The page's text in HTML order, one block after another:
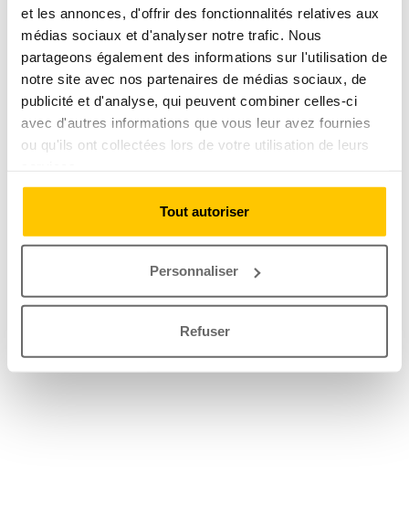
et les annonces, d'offrir des fonctionnalités relatives aux
médias sociaux et d'analyser notre trafic. Nous
partageons également des informations sur l'utilisation de
notre site avec nos partenaires de médias sociaux, de
publicité et d'analyse, qui peuvent combiner celles-ci
avec d'autres informations que vous leur avez fournies
ou qu'ils ont collectées lors de votre utilisation de leurs
Tout autoriser
Personnaliser
Refuser